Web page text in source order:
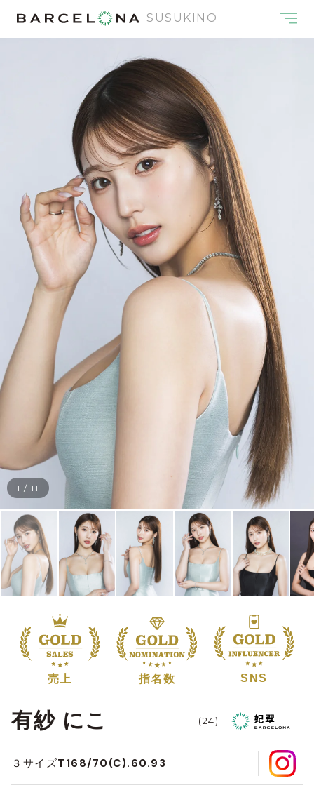
SUSUKINO
1 /11
売上 指名数 SNS
有紗 にこ (24)
３サイズT168/70(C).60.93